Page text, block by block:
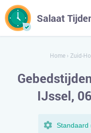
Salaat
Home› Zuid-
IJssel,
Standaard